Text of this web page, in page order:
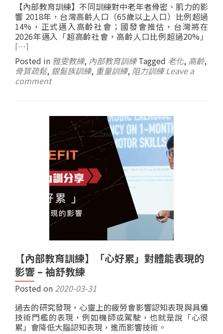
【內部教育訓練】不同訓練對中老年者骨密、肌力的影
響 2018年，台灣高齡人口（65歲以上人口）比例超過
14%，正式邁入高齡社會；國發會推估，台灣將在
2026年邁入「超高齡社會，高齡人口比例超過20%」
[…]
Posted in 雅雯教練, 內部教育訓練 Tagged 老化, 高齡,
骨質疏鬆, 銀髮族訓練, 重量訓練, 阻力訓練 Leave a
comment
【內部教育訓練】「心好累」對體能表現的
影響 – 袖舒教練
Posted on 2020-03-31
過去的研究發現，心靈上的疲勞會影響認知表現與具備
技術門檻的表現，例如機師或駕駛，也就是說「心很
累」會降低大腦認知表現，進而影響技術。